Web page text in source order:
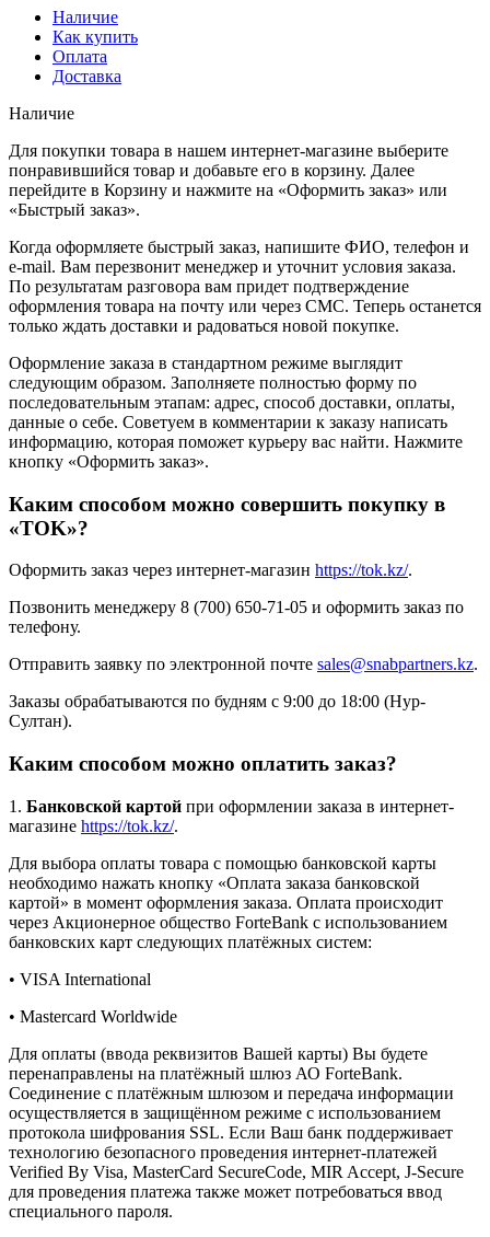
Наличие
Как купить
Оплата
Доставка
Наличие
Для покупки товара в нашем интернет-магазине выберите
понравившийся товар и добавьте его в корзину. Далее
перейдите в Корзину и нажмите на «Оформить заказ» или
«Быстрый заказ».
Когда оформляете быстрый заказ, напишите ФИО, телефон и
e-mail. Вам перезвонит менеджер и уточнит условия заказа.
По результатам разговора вам придет подтверждение
оформления товара на почту или через СМС. Теперь останется
только ждать доставки и радоваться новой покупке.
Оформление заказа в стандартном режиме выглядит
следующим образом. Заполняете полностью форму по
последовательным этапам: адрес, способ доставки, оплаты,
данные о себе. Советуем в комментарии к заказу написать
информацию, которая поможет курьеру вас найти. Нажмите
кнопку «Оформить заказ».
Каким способом можно совершить покупку в
«TOK»?
Оформить заказ через интернет-магазин https://tok.kz/.
Позвонить менеджеру 8 (700) 650-71-05 и оформить заказ по
телефону.
Отправить заявку по электронной почте sales@snabpartners.kz.
Заказы обрабатываются по будням с 9:00 до 18:00 (Нур-
Султан).
Каким способом можно оплатить заказ?
1. Банковской картой при оформлении заказа в интернет-
магазине https://tok.kz/.
Для выбора оплаты товара с помощью банковской карты
необходимо нажать кнопку «Оплата заказа банковской
картой» в момент оформления заказа. Оплата происходит
через Акционерное общество ForteBank с использованием
банковских карт следующих платёжных систем:
• VISA International
• Mastercard Worldwide
Для оплаты (ввода реквизитов Вашей карты) Вы будете
перенаправлены на платёжный шлюз АО ForteBank.
Соединение с платёжным шлюзом и передача информации
осуществляется в защищённом режиме с использованием
протокола шифрования SSL. Если Ваш банк поддерживает
технологию безопасного проведения интернет-платежей
Verified By Visa, MasterCard SecureCode, MIR Accept, J-Secure
для проведения платежа также может потребоваться ввод
специального пароля.